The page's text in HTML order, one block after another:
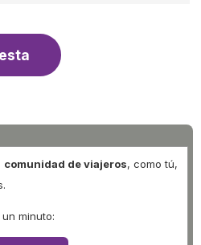
comunidad de viajeros, como tú,
minuto: